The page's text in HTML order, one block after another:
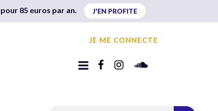
85 euros par an. J'EN PROFITE
JE ME CONNECTE